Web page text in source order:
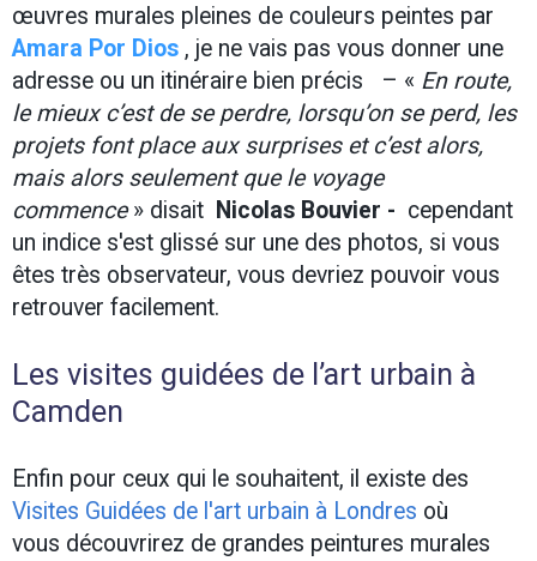
œuvres murales pleines de couleurs peintes par
Amara Por Dios , je ne vais pas vous donner une
adresse ou un itinéraire bien précis – « En route,
le mieux c’est de se perdre, lorsqu’on se perd, les
projets font place aux surprises et c’est alors,
mais alors seulement que le voyage
commence» disait Nicolas Bouvier - cependant
un indice s'est glissé sur une des photos, si vous
êtes très observateur, vous devriez pouvoir vous
retrouver facilement.
Les visites guidées de l’art urbain à
Camden
Enfin pour ceux qui le souhaitent, il existe des
Visites Guidées de l'art urbain à Londres où
vous découvrirez de grandes peintures murales